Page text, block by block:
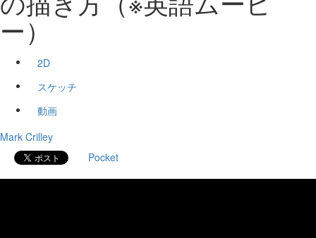
ー）
2D
スケッチ
動画
Mark Crilley
Pocket